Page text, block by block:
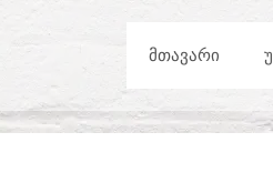
ᲛᲗᲐᲕᲐᲠᲘ